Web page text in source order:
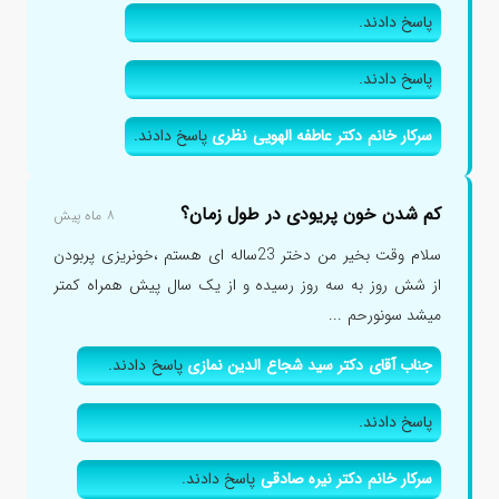
پاسخ دادند.
پاسخ دادند.
سرکار خانم دکتر عاطفه الهویی نظریپاسخ دادند.
کم شدن خون پریودی در طول زمان؟ ۸ ماه پیش
سلام وقت بخیر من دختر 23ساله ای هستم ،خونریزی پربودن
از شش روز به سه روز رسیده و از یک سال پیش همراه کمتر
میشد سونورحم ...
جناب آقای دکتر سید شجاع الدین نمازیپاسخ دادند.
پاسخ دادند.
سرکار خانم دکتر نیره صادقیپاسخ دادند.